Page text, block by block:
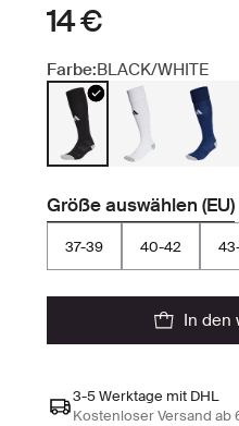
14 €
Farbe:BLACK/WHITE
Größe auswählen (EU)
37-39 40-42
in den
3-5 Werktage mit DHL
Kostenloser Versand ab